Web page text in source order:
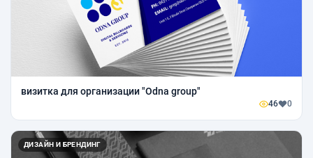
визитка для организации "Odna group"
46 0
ДИЗАЙН И БРЕНДИНГ